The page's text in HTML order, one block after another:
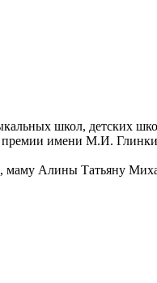
школ, детских
имени М.И.
маму Алины Татьяну